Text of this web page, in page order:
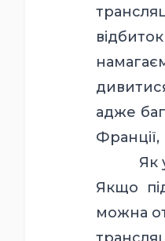
адже
Франції,
Як
Якщо
можна